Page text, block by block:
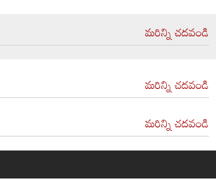
మరిన్ని చదవండి
మరిన్ని చదవండి
మరిన్ని చదవండి